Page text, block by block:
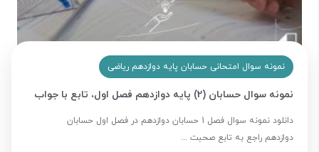
نمونه سوال امتحانی حسابان پایه دوازدهم ریاضی
نمونه سوال حسابان (2) پایه دوازدهم فصل اول، تابع با جواب
دانلود نمونه سوال فصل 1 حسابان دوازدهم در فصل اول حسابان
دوازدهم راجع به تابع صحبت ...